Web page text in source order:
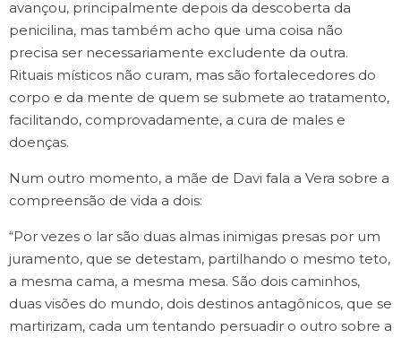
avançou, principalmente depois da descoberta da
penicilina, mas também acho que uma coisa não
precisa ser necessariamente excludente da outra.
Rituais místicos não curam, mas são fortalecedores do
corpo e da mente de quem se submete ao tratamento,
facilitando, comprovadamente, a cura de males e
doenças.
Num outro momento, a mãe de Davi fala a Vera sobre a
compreensão de vida a dois:
“Por vezes o lar são duas almas inimigas presas por um
juramento, que se detestam, partilhando o mesmo teto,
a mesma cama, a mesma mesa. São dois caminhos,
duas visões do mundo, dois destinos antagônicos, que se
martirizam, cada um tentando persuadir o outro sobre a